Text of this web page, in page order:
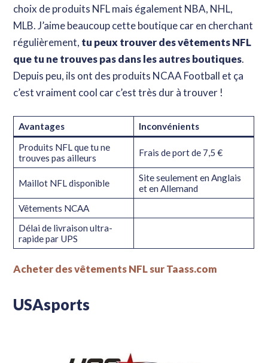
choix de produits NFL mais également NBA, NHL,
MLB. J’aime beaucoup cette boutique car en cherchant
régulièrement, tu peux trouver des vêtements NFL
que tu ne trouves pas dans les autres boutiques.
Depuis peu, ils ont des produits NCAA Football et ça
c’est vraiment cool car c’est très dur à trouver !
Avantages
Inconvénients
Produits NFL que tu ne
trouves pas ailleurs
Frais de port de 7,5 €
Maillot NFL disponible
Site seulement en Anglais
et en Allemand
Vêtements NCAA
Délai de livraison ultra-
rapide par UPS
Acheter des vêtements NFL sur Taass.com
USAsports